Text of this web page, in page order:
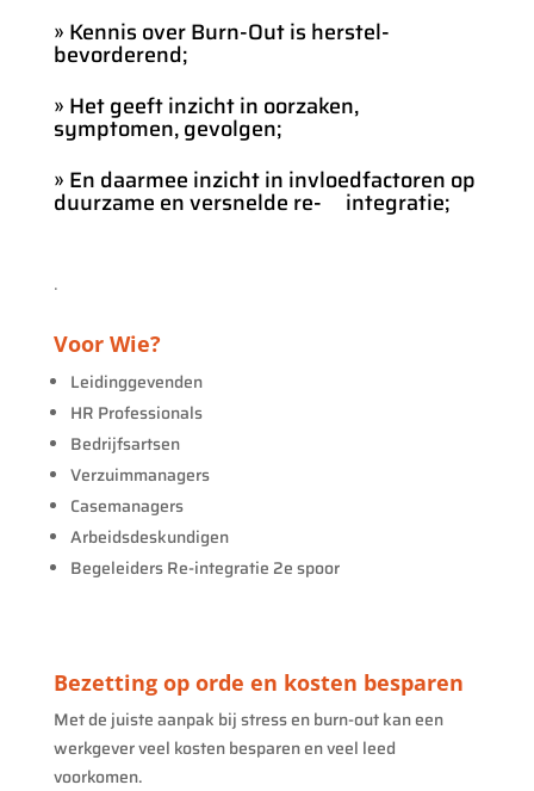
» Kennis over Burn-Out is herstel-
bevorderend;
» Het geeft inzicht in oorzaken,
symptomen, gevolgen;
» En daarmee inzicht in invloedfactoren op
duurzame en versnelde re- integratie;
.
Voor Wie?
Leidinggevenden
HR Professionals
Bedrijfsartsen
Verzuimmanagers
Casemanagers
Arbeidsdeskundigen
Begeleiders Re-integratie 2e spoor
Bezetting op orde en kosten besparen
Met de juiste aanpak bij stress en burn-out kan een
werkgever veel kosten besparen en veel leed
voorkomen.